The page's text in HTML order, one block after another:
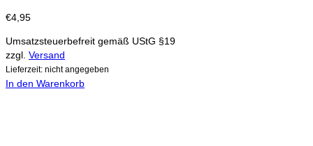
€4,95
Umsatzsteuerbefreit gemäß UStG §19
zzgl. Versand
Lieferzeit: nicht angegeben
In den Warenkorb